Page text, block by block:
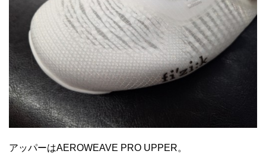
アッパーはAEROWEAVE PRO UPPER。